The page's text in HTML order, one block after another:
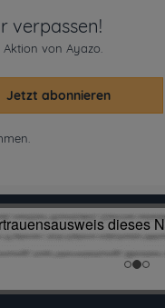
verpassen!
von Ayazo.
Jetzt abonnieren